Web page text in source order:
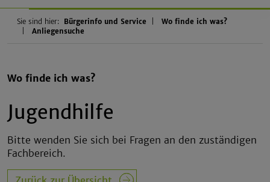
Sie sind hier: Bürgerinfo und Service
Wo finde ich was?
Anliegensuche
Wo finde ich was?
Jugendhilfe
Bitte wenden Sie sich bei Fragen an den zuständigen
Fachbereich.